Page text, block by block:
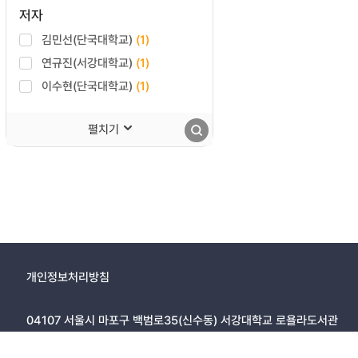
저자
김민선(단국대학교) (1)
연규진(서강대학교) (1)
이수현(단국대학교) (1)
펼치기
개인정보처리방침
04107 서울시 마포구 백범로35(신수동) 서강대학교 로욜라도서관